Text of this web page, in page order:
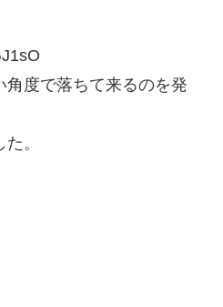
度で落ちて来るのを発
。